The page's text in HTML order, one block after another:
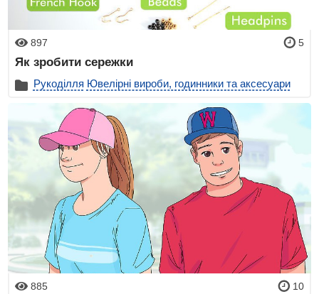
897 5
Як зробити сережки
Рукоділля Ювелірні вироби, годинники та аксесуари
885 10